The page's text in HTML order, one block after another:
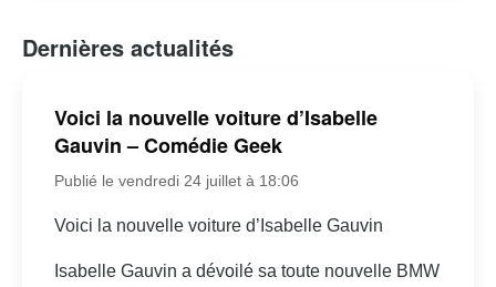
Dernières actualités
Voici la nouvelle voiture d’Isabelle
Gauvin – Comédie Geek
Publié le vendredi 24 juillet à 18:06
Voici la nouvelle voiture d’Isabelle Gauvin
Isabelle Gauvin a dévoilé sa toute nouvelle BMW